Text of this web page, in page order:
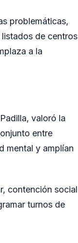
problemáticas,
de centros
a la
valoró la
entre
mental y amplían
contención social
turnos de